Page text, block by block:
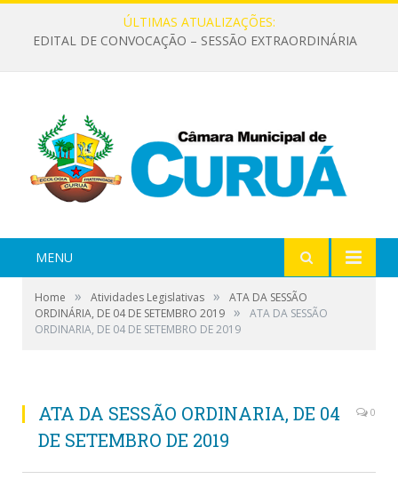
ÚLTIMAS ATUALIZAÇÕES:
EDITAL DE CONVOCAÇÃO – SESSÃO EXTRAORDINÁRIA
MENU
Home » Atividades Legislativas »
ATA DA SESSÃO
ORDINÁRIA, DE 04 DE SETEMBRO 2019 »
ATA DA SESSÃO
ORDINARIA, DE 04 DE SETEMBRO DE 2019
ATA DA SESSÃO ORDINARIA, DE 04
DE SETEMBRO DE 2019
0